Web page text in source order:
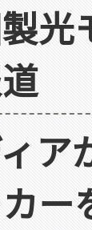
光
ア
ー